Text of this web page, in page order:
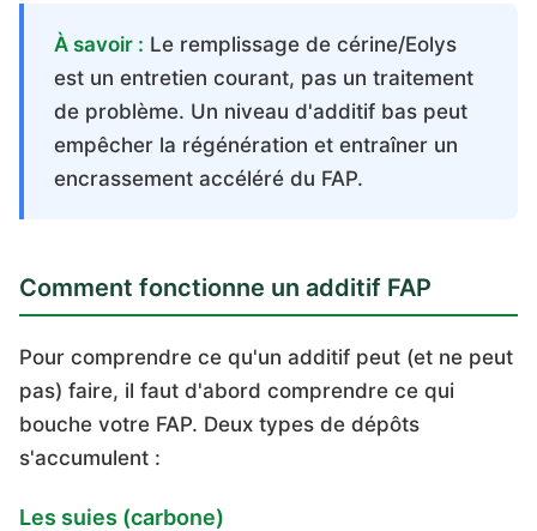
À savoir : Le remplissage de cérine/Eolys
est un entretien courant, pas un traitement
de problème. Un niveau d'additif bas peut
empêcher la régénération et entraîner un
encrassement accéléré du FAP.
Comment fonctionne un additif FAP
Pour comprendre ce qu'un additif peut (et ne peut
pas) faire, il faut d'abord comprendre ce qui
bouche votre FAP. Deux types de dépôts
s'accumulent :
Les suies (carbone)